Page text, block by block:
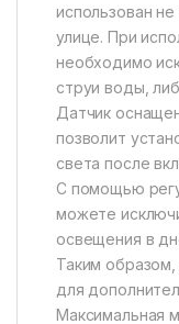
использован
улице. При
необходимо
струи воды,
Датчик
позволит
света после
С помощью
можете
освещения в
Таким
для
Максимальная